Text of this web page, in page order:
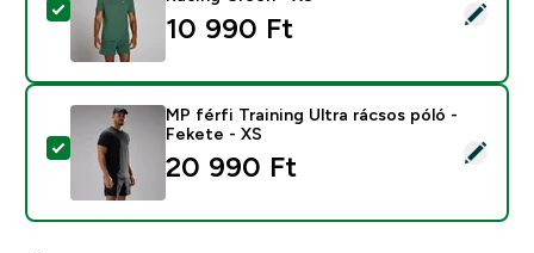
Termék kiválasztása - MP Men's Training Grid T-Shirt
10 990 Ft‎
Termék kiválasztása - MP férfi Training Ultra rácsos
MP férfi Training Ultra rácsos póló -
Fekete - XS
20 990 Ft‎